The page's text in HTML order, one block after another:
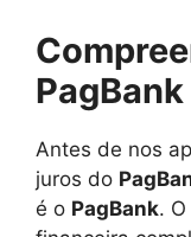
PagBank
Antes de nos
juros do
é o PagBank. O